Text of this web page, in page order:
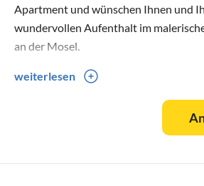
Apartment und wünschen Ihnen und
wundervollen Aufenthalt im
an der Mosel.
Bernkastel ist ganzjährig eine Reise
Höhepunkte auch außerhalb der
weiterlesen